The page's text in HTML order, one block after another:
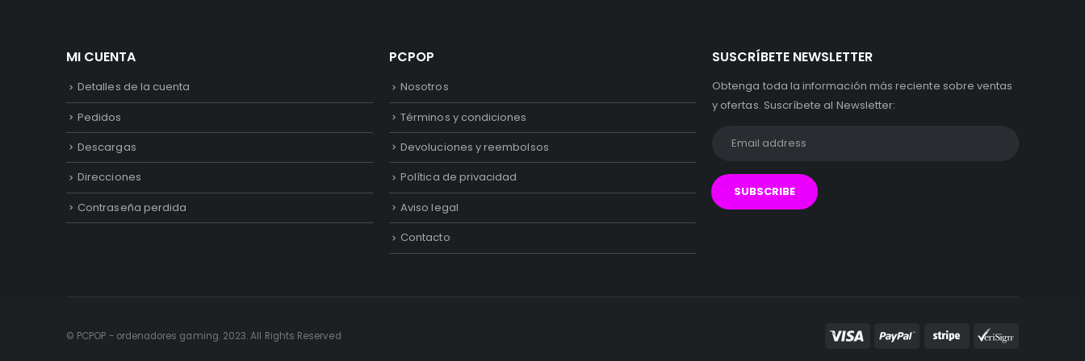
MI CUENTA
Detalles de la cuenta
Pedidos
Descargas
Direcciones
Contraseña perdida
PCPOP
Nosotros
Términos y condiciones
Devoluciones y reembolsos
Política de privacidad
Aviso legal
Contacto
SUSCRÍBETE NEWSLETTER
Obtenga toda la información más reciente sobre ventas
y ofertas. Suscríbete al Newsletter:
© PCPOP - ordenadores gaming. 2023. All Rights Reserved